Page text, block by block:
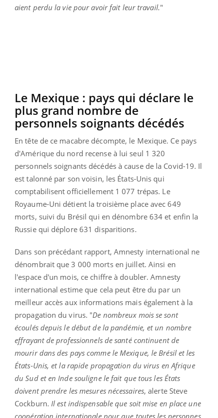
aient perdu la vie pour avoir fait leur travail."
Le Mexique : pays qui déclare le
plus grand nombre de
personnels soignants décédés
En tête de ce macabre décompte, le Mexique. Ce pays
d'Amérique du nord recense à lui seul 1 320
personnels soignants décédés à cause de la Covid-19. Il
est talonné par son voisin, les États-Unis qui
comptabilisent officiellement 1 077 trépas. Le
Royaume-Uni détient la troisième place avec 649
morts, suivi du Brésil qui en dénombre 634 et enfin la
Russie qui déplore 631 disparitions.
Dans son précédant rapport, Amnesty international ne
dénombrait que 3 000 morts en juillet. Ainsi en
l'espace d'un mois, ce chiffre à doubler. Amnesty
international estime que cela peut être du par un
meilleur accès aux informations mais également à la
propagation du virus. "De nombreux mois se sont
écoulés depuis le début de la pandémie, et un nombre
effrayant de professionnels de santé continuent de
mourir dans des pays comme le Mexique, le Brésil et les
États-Unis, et la rapide propagation du virus en Afrique
du Sud et en Inde souligne le fait que tous les États
doivent prendre les mesures nécessaires, alerte Steve
Cockburn. Il est indispensable que soit mise en place une
coopération internationale pour que toutes les personnes